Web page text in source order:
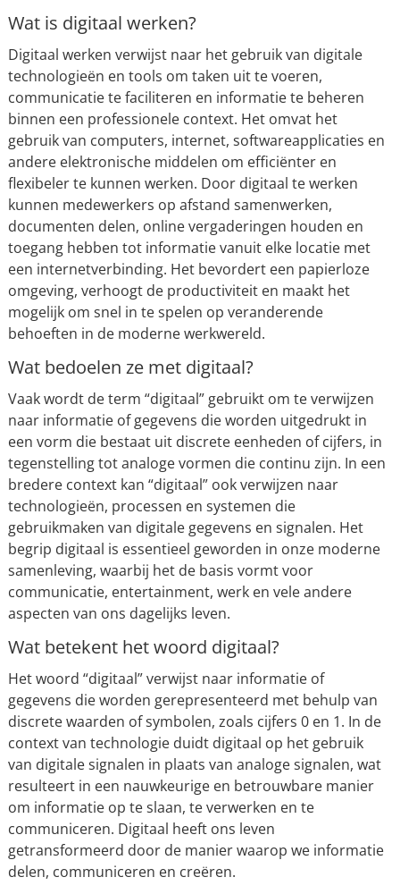
Wat is digitaal werken?
Digitaal werken verwijst naar het gebruik van digitale
technologieën en tools om taken uit te voeren,
communicatie te faciliteren en informatie te beheren
binnen een professionele context. Het omvat het
gebruik van computers, internet, softwareapplicaties en
andere elektronische middelen om efficiënter en
flexibeler te kunnen werken. Door digitaal te werken
kunnen medewerkers op afstand samenwerken,
documenten delen, online vergaderingen houden en
toegang hebben tot informatie vanuit elke locatie met
een internetverbinding. Het bevordert een papierloze
omgeving, verhoogt de productiviteit en maakt het
mogelijk om snel in te spelen op veranderende
behoeften in de moderne werkwereld.
Wat bedoelen ze met digitaal?
Vaak wordt de term “digitaal” gebruikt om te verwijzen
naar informatie of gegevens die worden uitgedrukt in
een vorm die bestaat uit discrete eenheden of cijfers, in
tegenstelling tot analoge vormen die continu zijn. In een
bredere context kan “digitaal” ook verwijzen naar
technologieën, processen en systemen die
gebruikmaken van digitale gegevens en signalen. Het
begrip digitaal is essentieel geworden in onze moderne
samenleving, waarbij het de basis vormt voor
communicatie, entertainment, werk en vele andere
aspecten van ons dagelijks leven.
Wat betekent het woord digitaal?
Het woord “digitaal” verwijst naar informatie of
gegevens die worden gerepresenteerd met behulp van
discrete waarden of symbolen, zoals cijfers 0 en 1. In de
context van technologie duidt digitaal op het gebruik
van digitale signalen in plaats van analoge signalen, wat
resulteert in een nauwkeurige en betrouwbare manier
om informatie op te slaan, te verwerken en te
communiceren. Digitaal heeft ons leven
getransformeerd door de manier waarop we informatie
delen, communiceren en creëren.